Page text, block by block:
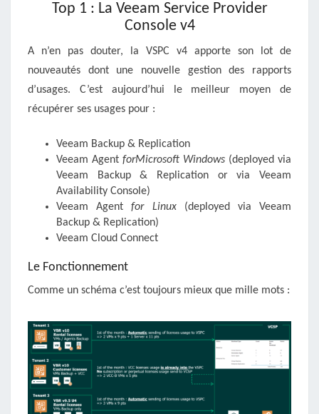
Top 1 : La Veeam Service Provider
Console v4
A n’en pas douter, la VSPC v4 apporte son lot de
nouveautés dont une nouvelle gestion des rapports
d’usages. C’est aujourd’hui le meilleur moyen de
récupérer ses usages pour :
Veeam Backup & Replication
Veeam Agent forMicrosoft Windows (deployed via
Veeam Backup & Replication or via Veeam
Availability Console)
Veeam Agentfor Linux (deployed via Veeam
Backup & Replication)
Veeam Cloud Connect
Le Fonctionnement
Comme un schéma c’est toujours mieux que mille mots :